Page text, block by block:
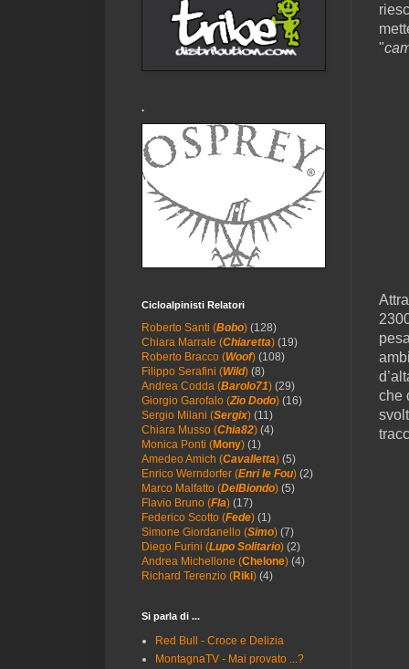
"
che
.
Cicloalpinisti Relatori
Roberto Santi (Bobo) (128)
Chiara Marrale (Chiaretta) (19)
Roberto Bracco (Woof) (108)
Filippo Serafini (Wild) (8)
Andrea Codda (Barolo71) (29)
Giorgio Garofalo (Zio Dodo) (16)
Sergio Milani (Sergix) (11)
Chiara Musso (Chia82) (4)
Monica Ponti (Mony) (1)
Amedeo Amich (Cavalletta) (5)
Enrico Werndorfer (Enri le Fou) (2)
Marco Malfatto (DelBiondo) (5)
Flavio Bruno (Fla) (17)
Federico Scotto (Fede) (1)
Simone Giordanello (Simo) (7)
Diego Furini (Lupo Solitario) (2)
Andrea Michellone (Chelone) (4)
Richard Terenzio (Riki) (4)
Si parla di ...
Red Bull - Croce e Delizia
MontagnaTV - Mai provato ...?